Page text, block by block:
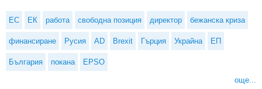
ЕС ЕК работа свободна позиция директор бежанска криза
финансиране Русия AD Brexit Гърция Украйна ЕП
България покана EPSO
още...